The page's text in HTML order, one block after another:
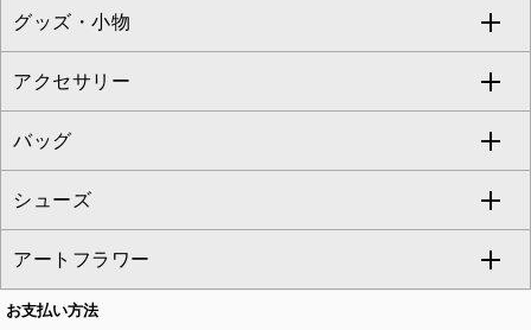
アンサンブルセット
ベスト・ジレ
パーカー
タンクトップ・キャミソール
スウェット・ジャージー
その他のトップス
ジャンパースカート
その他のワンピース・ドレス
ガウチョ・ワイドパンツ
ハーフ・ショート丈パンツ
サロペット・オールインワン
その他のパンツ
ひざ丈スカート
ミモレ丈スカート
ショート・ミニ丈スカート
その他のスカート
テーラードジャケット
ノーカラージャケット
セットアップ
セットアップジャケット
セットアップパンツ
セットアップスカート
すべてのコート・ブルゾン
トレンチコート
ピーコート
ダッフルコート
チェスターコート
モッズコート
グッズ・小物
すべてのグッズ・小物
マスク
ストール・マフラー・スヌード
ベルト・サスペンダー
帽子
アクセサリー
すべてのアクセサリー
ネックレス
ピアス・イヤリング
ブレスレット・バングル
バッグ
すべてのバッグ
トートバッグ
ショルダーバッグ
シューズ
すべてのシューズ
パンプス
アートフラワー
すべてのアートフラワー
お支払い方法